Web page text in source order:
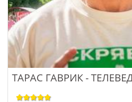
ТАРАС ГАВРИК -